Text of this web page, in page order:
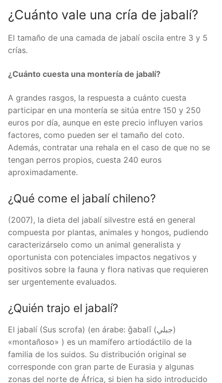
¿Cuánto vale una cría de jabalí?
El tamaño de una camada de jabalí oscila entre 3 y 5
crías.
¿Cuánto cuesta una montería de jabalí?
A grandes rasgos, la respuesta a cuánto cuesta
participar en una montería se sitúa entre 150 y 250
euros por día, aunque en este precio influyen varios
factores, como pueden ser el tamaño del coto.
Además, contratar una rehala en el caso de que no se
tengan perros propios, cuesta 240 euros
aproximadamente.
¿Qué come el jabalí chileno?
(2007), la dieta del jabalí silvestre está en general
compuesta por plantas, animales y hongos, pudiendo
caracterizárselo como un animal generalista y
oportunista con potenciales impactos negativos y
positivos sobre la fauna y flora nativas que requieren
ser urgentemente evaluados.
¿Quién trajo el jabalí?
El jabalí (Sus scrofa) (en árabe: ǧabalī (جبلي)
«montañoso» ) es un mamífero artiodáctilo de la
familia de los suidos. Su distribución original se
corresponde con gran parte de Eurasia y algunas
zonas del norte de África, si bien ha sido introducido